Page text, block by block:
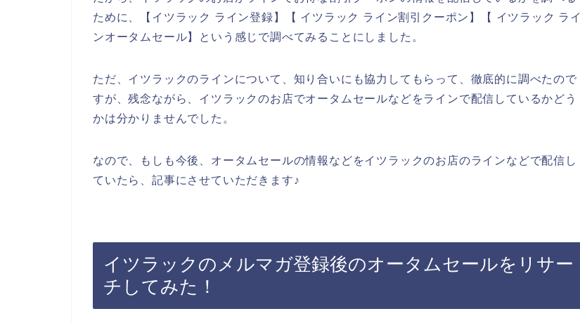
ために、【イツラック ライン登録】【 イツラック ライン割引クーポン】【 イツラック ライ
ンオータムセール】という感じで調べてみることにしました。
ただ、イツラックのラインについて、知り合いにも協力してもらって、徹底的に調べたので
すが、残念ながら、イツラックのお店でオータムセールなどをラインで配信しているかどう
かは分かりませんでした。
なので、もしも今後、オータムセールの情報などをイツラックのお店のラインなどで配信し
ていたら、記事にさせていただきます♪
イツラックのメルマガ登録後のオータムセールをリサー
チしてみた！